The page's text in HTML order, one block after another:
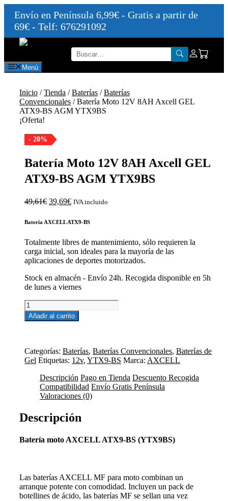
Envío en Península 6,99€ - Gratis a partir de
69€ - Telf: 676291092
Saltar
contenido
Menú
Inicio /Tienda /Baterías /Baterías
Convencionales / Batería Moto 12V 8AH Axcell GEL
ATX9-BS AGM YTX9BS
¡Oferta!
- 20%
Batería Moto 12V 8AH Axcell GEL
ATX9-BS AGM YTX9BS
49,61€ El
original
49,61€.
39,69€El
actual
39,69€.
IVA incluido
Batería AXCELL ATX9-BS
Totalmente libres de mantenimiento, sólo requieren la
carga inicial, son ideales para la mayoría de las
aplicaciones de deportes motorizados.
Stock en almacén - Envío 24h. Recogida disponible en 5h
de lunes a viernes
Batería
Moto
12V
GEL
ATX9-
AGM
YTX9BS
cantidad
Añadir al carrito
Categorías: Baterías, Baterías Convencionales, Baterías de
Gel Etiquetas: 12v, YTX9-BS Marca: AXCELL
Descripción Pago en Tienda Descuento Recogida
Compatibilidad Envío Gratis Península
Valoraciones (0)
Descripción
Batería moto AXCELL ATX9-BS (YTX9BS)
Las baterías AXCELL MF para moto combinan un
arranque potente con comodidad. Incluyen un pack de
botellines de ácido, las baterías MF se sellan una vez